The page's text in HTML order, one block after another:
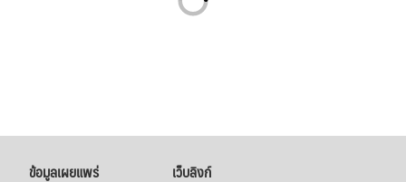
ข้อมูลเผยแพร่ เว็บลิงก์